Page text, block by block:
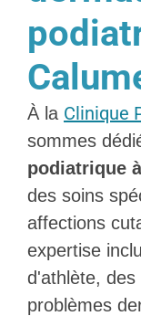
À la Clinique
sommes
podiatrique
des soins
affections
expertise
d'athlète,
problèmes